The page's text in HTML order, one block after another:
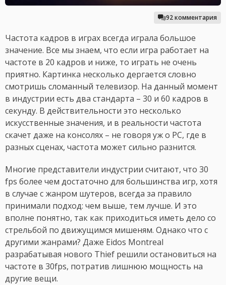
92 комментария
Частота кадров в играх всегда играла большое
значение. Все мы знаем, что если игра работает на
частоте в 20 кадров и ниже, то играть не очень
приятно. Картинка несколько дергается словно
смотришь сломанный телевизор. На данный момент
в индустрии есть два стандарта – 30 и 60 кадров в
секунду. В действительности это несколько
искусственные значения, и в реальности частота
скачет даже на консолях – не говоря уж о PC, где в
разных сценах, частота может сильно разнится.
Многие представители индустрии считают, что 30
fps более чем достаточно для большинства игр, хотя
в случае с жанром шутеров, всегда за правило
принимали подход: чем выше, тем лучше. И это
вполне понятно, так как приходиться иметь дело со
стрельбой по движущимся мишеням. Однако что с
другими жанрами? Даже Eidos Montreal
разрабатывая нового Thief решили остановиться на
частоте в 30fps, потратив лишнюю мощность на
другие вещи.